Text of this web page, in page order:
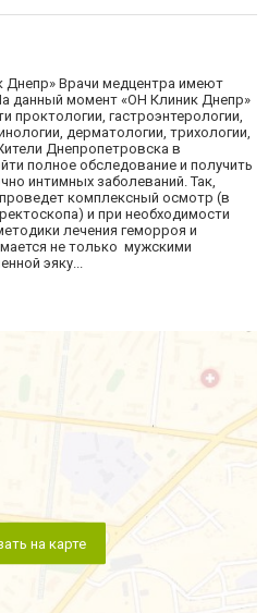
Днепр» Врачи медцентра имеют
данный момент «ОН Клиник Днепр»
проктологии, гастроэнтерологии,
дерматологии, трихологии,
Днепропетровска в
полное обследование и получить
интимных заболеваний. Так,
комплексный осмотр (в
и при необходимости
лечения геморроя и
не только мужскими
эяку...
на карте